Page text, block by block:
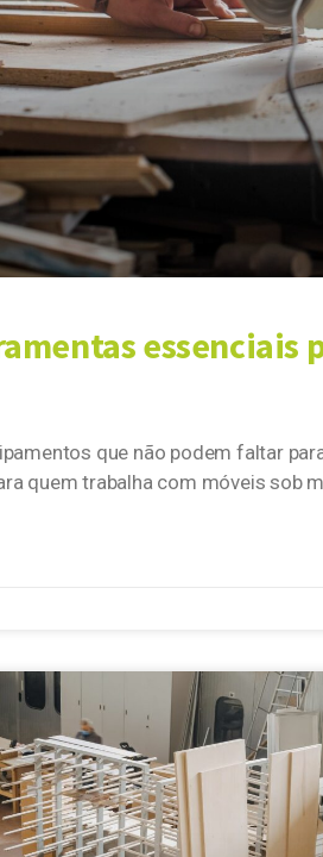
essenciais
que não podem faltar
quem trabalha com móveis sob